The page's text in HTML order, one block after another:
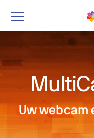
Navigatie
Uw webcam